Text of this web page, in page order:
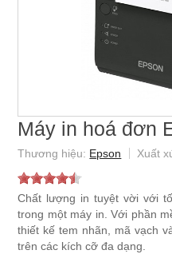
Máy in hoá đơn
Epson
Chất lượng in tuyệt vời với
trong một máy in. Với phần
thiết kế tem nhãn, mã vạch
trên các kích cỡ đa dạng.